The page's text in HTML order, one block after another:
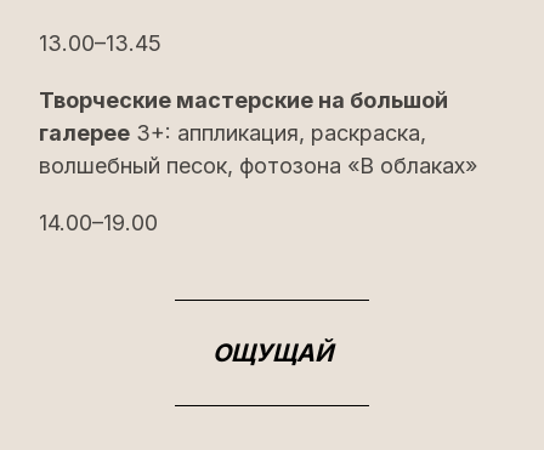
13.00–13.45
Творческие мастерские на большой
галерее 3+: аппликация, раскраска,
волшебный песок, фотозона «В облаках»
14.00–19.00
ОЩУЩАЙ